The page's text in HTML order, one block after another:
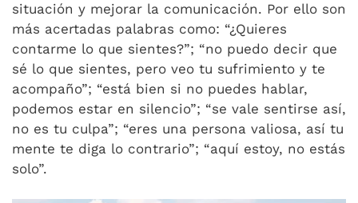
situación y mejorar la comunicación. Por ello son
más acertadas palabras como: “¿Quieres
contarme lo que sientes?”; “no puedo decir que
sé lo que sientes, pero veo tu sufrimiento y te
acompaño”; “está bien si no puedes hablar,
podemos estar en silencio”; “se vale sentirse así,
no es tu culpa”; “eres una persona valiosa, así tu
mente te diga lo contrario”; “aquí estoy, no estás
solo”.